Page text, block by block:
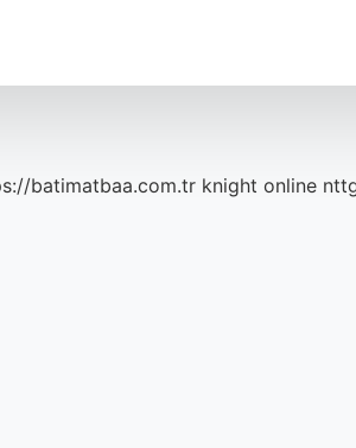
batimatbaa.com.tr knight online